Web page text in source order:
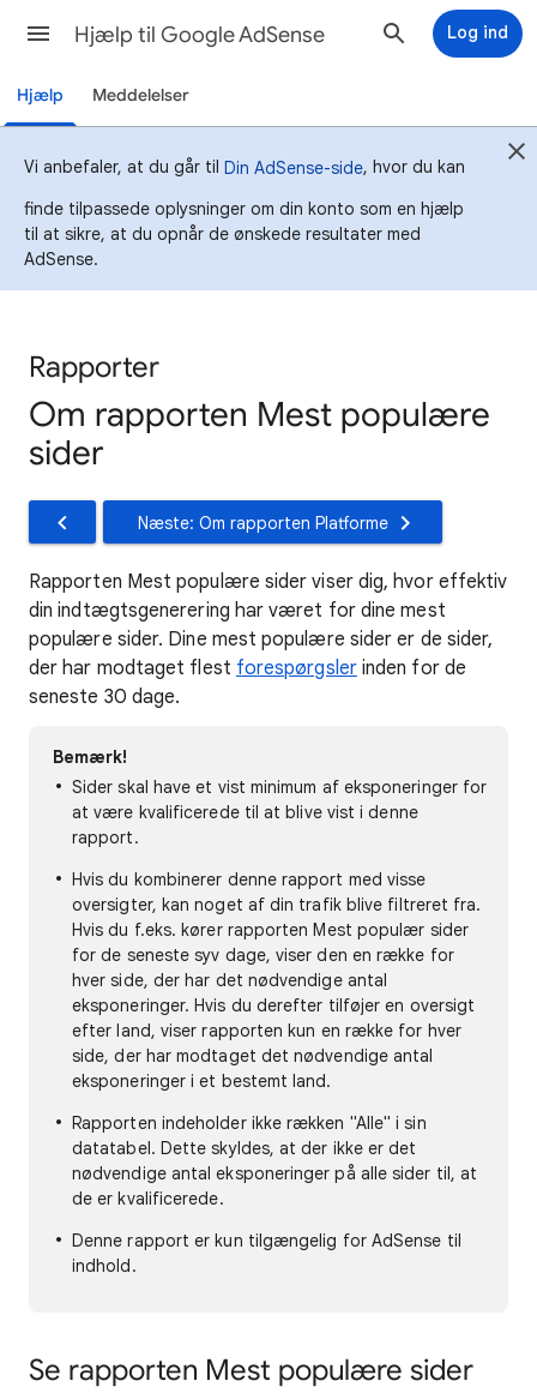
Hjælp til Google AdSense Log ind
Hjælp Meddelelser
Vi anbefaler, at du går til Din AdSense-side, hvor du kan
finde tilpassede oplysninger om din konto som en hjælp
til at sikre, at du opnår de ønskede resultater med
AdSense.
Rapporter
Om rapporten Mest populære
sider
Næste: Om rapporten Platforme
Rapporten Mest populære sider viser dig, hvor effektiv
din indtægtsgenerering har været for dine mest
populære sider. Dine mest populære sider er de sider,
der har modtaget flest forespørgslerinden for de
seneste 30 dage.
Bemærk!
Sider skal have et vist minimum af eksponeringer for
at være kvalificerede til at blive vist i denne
rapport.
Hvis du kombinerer denne rapport med visse
oversigter, kan noget af din trafik blive filtreret fra.
Hvis du f.eks. kører rapporten Mest populær sider
for de seneste syv dage, viser den en række for
hver side, der har det nødvendige antal
eksponeringer. Hvis du derefter tilføjer en oversigt
efter land, viser rapporten kun en række for hver
side, der har modtaget det nødvendige antal
eksponeringer i et bestemt land.
Rapporten indeholder ikke rækken "Alle" i sin
datatabel. Dette skyldes, at der ikke er det
nødvendige antal eksponeringer på alle sider til, at
de er kvalificerede.
Denne rapport er kun tilgængelig for AdSense til
indhold.
Se rapporten Mest populære sider